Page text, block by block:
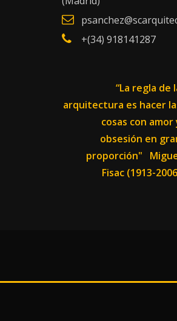
+(34) 918141287
“La regla de
arquitectura es hacer
cosas con amor
obsesión en
proporción"
Fisac (1913-